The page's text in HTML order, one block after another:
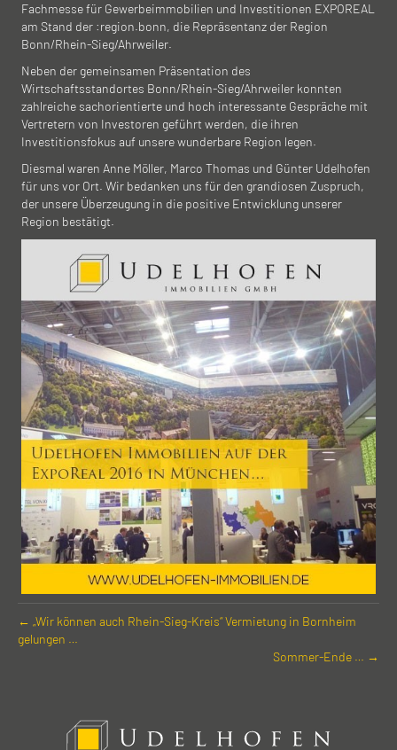
Fachmesse für Gewerbeimmobilien und Investitionen EXPOREAL
am Stand der :region.bonn, die Repräsentanz der Region
Bonn/Rhein-Sieg/Ahrweiler.
Neben der gemeinsamen Präsentation des
Wirtschaftsstandortes Bonn/Rhein-Sieg/Ahrweiler konnten
zahlreiche sachorientierte und hoch interessante Gespräche mit
Vertretern von Investoren geführt werden, die ihren
Investitionsfokus auf unsere wunderbare Region legen.
Diesmal waren Anne Möller, Marco Thomas und Günter Udelhofen
für uns vor Ort. Wir bedanken uns für den grandiosen Zuspruch,
der unsere Überzeugung in die positive Entwicklung unserer
Region bestätigt.
← „Wir können auch Rhein-Sieg-Kreis“ Vermietung in Bornheim
gelungen …
Sommer-Ende … →